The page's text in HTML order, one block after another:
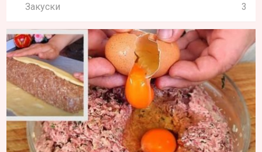
Закуски 3